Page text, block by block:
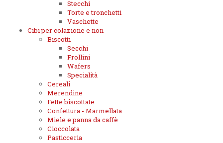
Stecchi
Torte e tronchetti
Vaschette
Cibi per colazione e non
Biscotti
Secchi
Frollini
Wafers
Specialità
Cereali
Merendine
Fette biscottate
Confettura - Marmellata
Miele e panna da caffè
Cioccolata
Pasticceria